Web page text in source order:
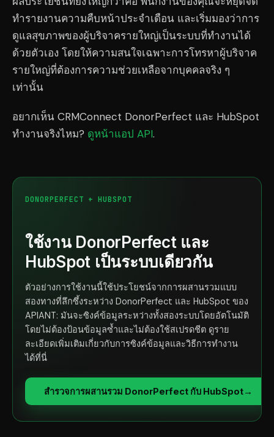
ทำรายงานความคืบหน้าประจำเดือน และเริ่มมองว่าการ
ดูแลสุขภาพของผู้บริจาครายใหญ่เป็นระบบที่ทำงานได้
ด้วยตัวเอง โดยให้ความสนใจเฉพาะการโทรหาผู้บริจาค
รายใหญ่ที่ต้องการความช่วยเหลือจากบุคคลจริง ๆ
เท่านั้น
อยากเห็น CRMConnect DonorPerfect และ HubSpot
ทำงานจริงไหม? ดูหน้าแอป API.
DONORPERFECT + HUBSPOT
ใช้งาน DonorPerfect และ
HubSpot เป็นระบบเดียวกัน
ตัวอย่างการใช้งานนี้ใช้ประโยชน์จากการผสานรวมแบบ
สองทางที่ลึกซึ้งระหว่าง DonorPerfect และ HubSpot ของ
APIANT: มันจะซิงค์ข้อมูลระหว่างทั้งสองระบบโดยอัตโนมัติ
โดยไม่ต้องป้อนข้อมูลซ้ำและไม่ต้องใช้สเปรดชีต ดูราย
ละเอียดเพิ่มเติมเกี่ยวกับการซิงค์ข้อมูลและวิธีการทำงาน
ได้ที่นี่
สำรวจการผสานรวม DonorPerfect กับ HubSpot→